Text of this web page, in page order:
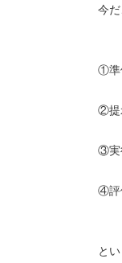
今だ
①準
②提
③実
④評
と